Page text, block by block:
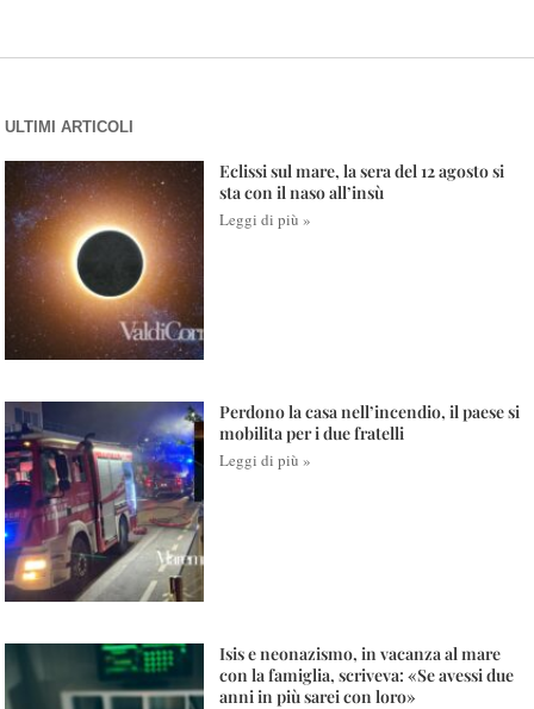
ULTIMI ARTICOLI
Eclissi sul mare, la sera del 12 agosto si
sta con il naso all’insù
Leggi di più »
Perdono la casa nell’incendio, il paese si
mobilita per i due fratelli
Leggi di più »
Isis e neonazismo, in vacanza al mare
con la famiglia, scriveva: «Se avessi due
anni in più sarei con loro»